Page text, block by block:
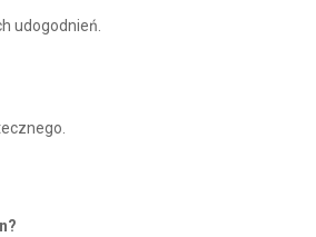
udogodnień.